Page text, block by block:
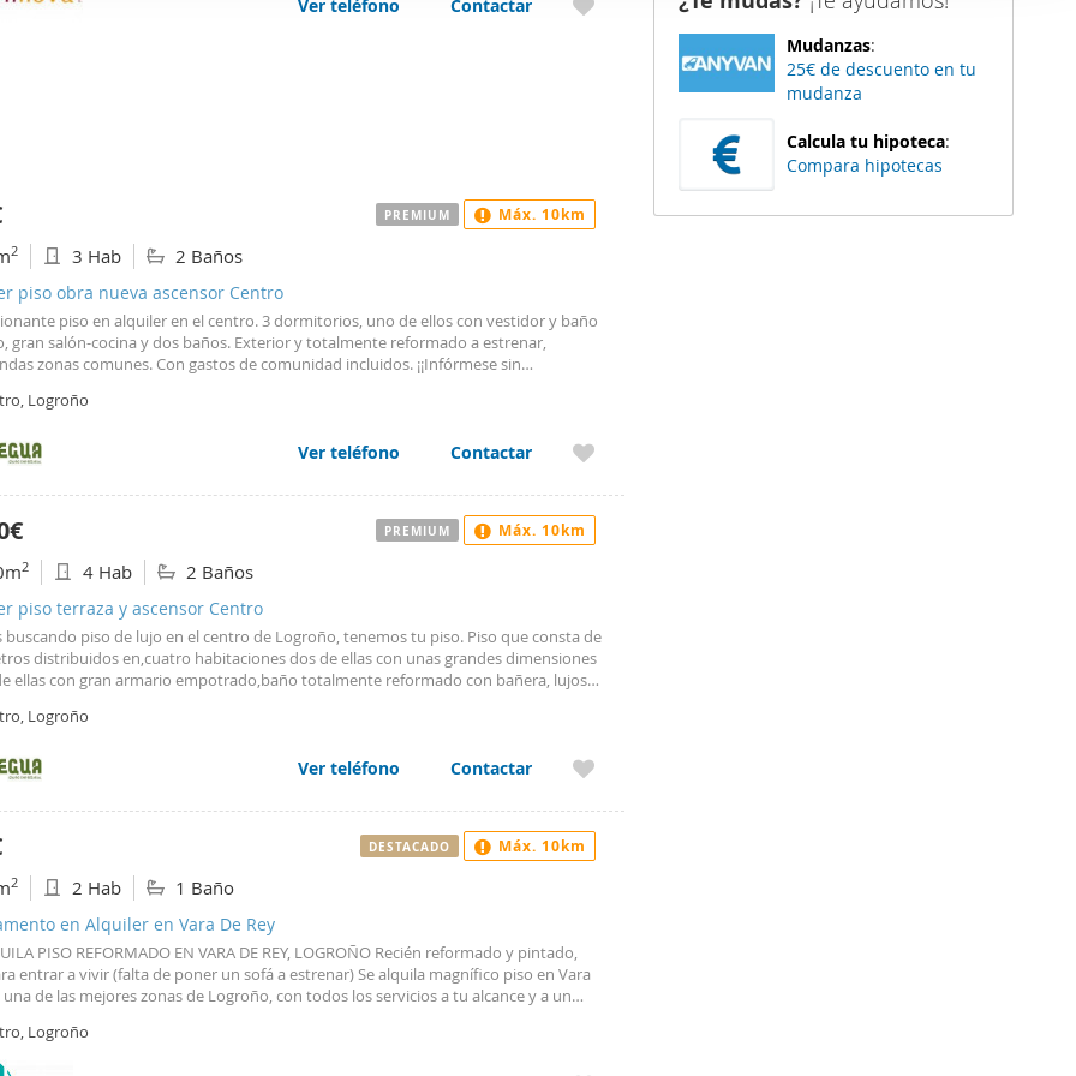
se usan para personalizar el contenido y los anuncios, ofrecer funciones
Ver teléfono Contactar
2 3 Hab 2 Baños
piso obra nueva ascensor Centro
piso en alquiler en el centro. 3 dormitorios, uno de ellos con vestidor y baño
gran salón-cocina y dos baños. Exterior y totalmente reformado a estrenar,
zonas comunes. Con gastos de comunidad incluidos. ¡¡Infórmese sin
Logroño
Ver teléfono Contactar
PREMIUM Máx. 10km
2 4 Hab 2 Baños
piso terraza y ascensor Centro
buscando piso de lujo en el centro de Logroño, tenemos tu piso. Piso que consta de
distribuidos en,cuatro habitaciones dos de ellas con unas grandes dimensiones
ellas con gran armario empotrado,baño totalmente reformado con bañera, lujosa
y disfrutar de las vistas del centro de Logroño. Estaremos encantados de
Logroño
Ver teléfono Contactar
PREMIUM Máx. 10km
2 2 Hab 1 Baño
en Alquiler en Vara De Rey
PISO REFORMADO EN VARA DE REY, LOGROÑO Recién reformado y pintado,
entrar a vivir (falta de poner un sofá a estrenar) Se alquila magnífico piso en Vara
una de las mejores zonas de Logroño, con todos los servicios a tu alcance y a un
empotrado y baño completo en suite. - Baño principal + aseo adicional. - Cocina
equipada. - Salón amplio y luminoso. - Terraza. - Calefacción individual de gas
Logroño
DESTACADO Máx. 10km
Mudanzas:
25€ de descuento en tu
mudanza
Calcula tu hipoteca:
Compara hipotecas